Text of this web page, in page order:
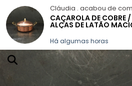
GALERIA DE FOTOS LIMPEZA E DICAS
Cláudia . acabou de
CAÇAROLA DE
ALÇAS DE LATÃO
Há algumas horas